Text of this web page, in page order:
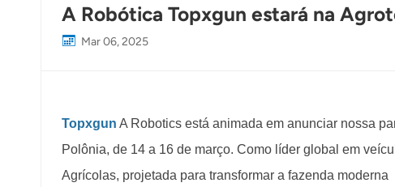
A Robótica Topxgun estará na
Mar 06, 2025
Topxgun A Robotics está animada em anunciar nossa
Polônia, de 14 a 16 de março. Como líder global em
Agrícolas, projetada para transformar a fazenda moderna